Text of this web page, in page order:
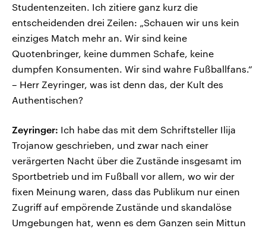
Studentenzeiten. Ich zitiere ganz kurz die
entscheidenden drei Zeilen: „Schauen wir uns kein
einziges Match mehr an. Wir sind keine
Quotenbringer, keine dummen Schafe, keine
dumpfen Konsumenten. Wir sind wahre Fußballfans.“
– Herr Zeyringer, was ist denn das, der Kult des
Authentischen?
Zeyringer: Ich habe das mit dem Schriftsteller Ilija
Trojanow geschrieben, und zwar nach einer
verärgerten Nacht über die Zustände insgesamt im
Sportbetrieb und im Fußball vor allem, wo wir der
fixen Meinung waren, dass das Publikum nur einen
Zugriff auf empörende Zustände und skandalöse
Umgebungen hat, wenn es dem Ganzen sein Mittun